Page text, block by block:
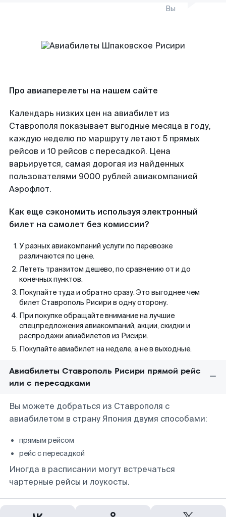
Вы
Про авиаперелеты на нашем сайте
Календарь низких цен на авиабилет из
Ставрополя показывает выгодные месяца в году,
каждую неделю по маршруту летают 5 прямых
рейсов и 10 рейсов с пересадкой. Цена
варьируется, самая дорогая из найденных
пользователями 9000 рублей авиакомпанией
Аэрофлот.
Как еще сэкономить используя электронный
билет на самолет без комиссии?
У разных авиакомпаний услуги по перевозке
различаются по цене.
Лететь транзитом дешево, по сравнению от и до
конечных пунктов.
Покупайте туда и обратно сразу. Это выгоднее чем
билет Ставрополь Рисири в одну сторону.
При покупке обращайте внимание на лучшие
спецпредложения авиакомпаний, акции, скидки и
распродажи авиабилетов из Рисири.
Покупайте авиабилет на неделе, а не в выходные.
Авиабилеты Ставрополь Рисири прямой рейс
или с пересадками
Вы можете добраться из Ставрополя с
авиабилетом в страну Япония двумя способами:
прямым рейсом
рейс с пересадкой
Иногда в расписании могут встречаться
чартерные рейсы и лоукосты.